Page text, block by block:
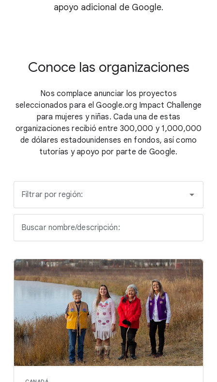
apoyo adicional de Google.
Conoce las organizaciones
Nos complace anunciar los proyectos
seleccionados para el Google.org Impact Challenge
para mujeres y niñas. Cada una de estas
organizaciones recibió entre 300,000 y 1,000,000
de dólares estadounidenses en fondos, así como
tutorías y apoyo por parte de Google.
Filtrar por región:
Buscar nombre/descripción: